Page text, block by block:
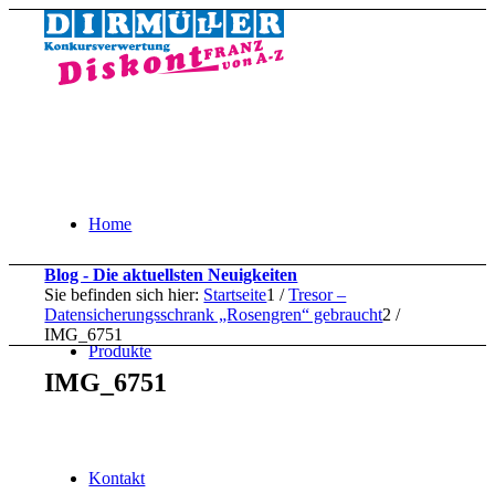
Home
Produkte
Kontakt
Blog - Die aktuellsten Neuigkeiten
Sie befinden sich hier: Startseite1 / Tresor –
Datensicherungsschrank „Rosengren“ gebraucht2 /
IMG_6751
IMG_6751